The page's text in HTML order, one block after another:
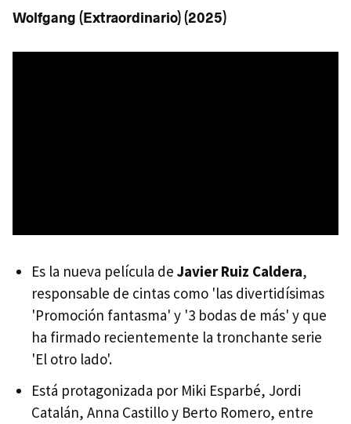
Wolfgang (Extraordinario) (2025)
Es la nueva película de Javier Ruiz Caldera,
responsable de cintas como 'las divertidísimas
'Promoción fantasma' y '3 bodas de más' y que
ha firmado recientemente la tronchante serie
'El otro lado'.
Está protagonizada por Miki Esparbé, Jordi
Catalán, Anna Castillo y Berto Romero, entre